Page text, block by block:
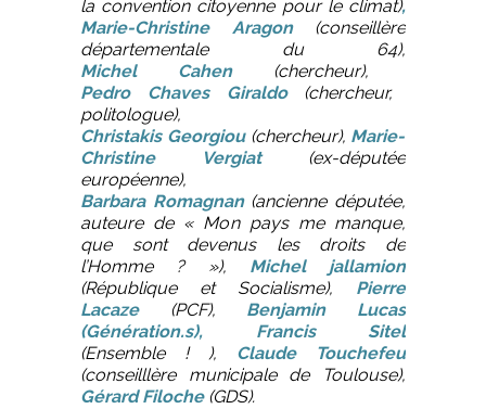
la convention citoyenne pour le climat),
Marie-Christine Aragon (conseillère
départementale du 64),
Michel Cahen (chercheur),
Pedro Chaves Giraldo (chercheur,
politologue),
Christakis Georgiou (chercheur), Marie-
Christine Vergiat (ex-députée
européenne),
Barbara Romagnan (ancienne députée,
auteure de « Mon pays me manque,
que sont devenus les droits de
l’Homme ? »), Michel jallamion
(République et Socialisme), Pierre
Lacaze (PCF), Benjamin Lucas
(Génération.s), Francis Sitel
(Ensemble ! ), Claude Touchefeu
(conseilllère municipale de Toulouse),
Gérard Filoche (GDS).